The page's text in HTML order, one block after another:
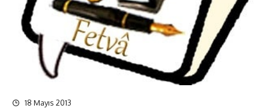
18 Mayıs 2013